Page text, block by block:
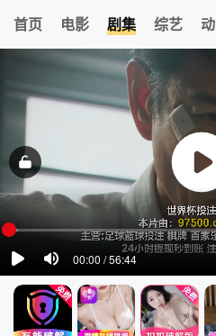
首页 电影 剧集 综艺
我的观影记录
特命! 警视厅特别会
清空